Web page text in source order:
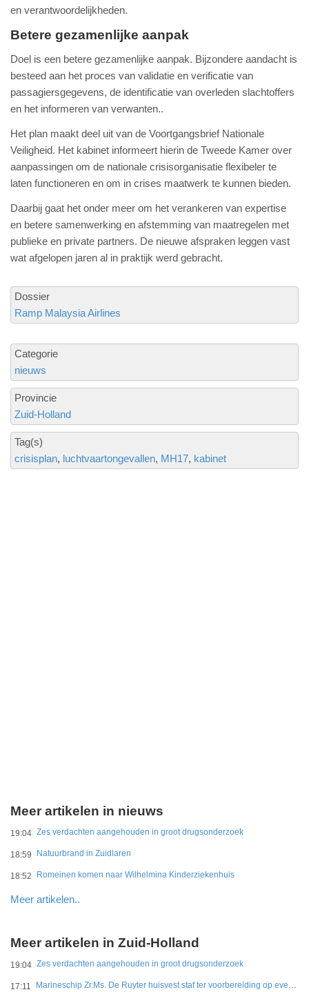
en verantwoordelijkheden.
Betere gezamenlijke aanpak
Doel is een betere gezamenlijke aanpak. Bijzondere aandacht is
besteed aan het proces van validatie en verificatie van
passagiersgegevens, de identificatie van overleden slachtoffers
en het informeren van verwanten..
Het plan maakt deel uit van de Voortgangsbrief Nationale
Veiligheid. Het kabinet informeert hierin de Tweede Kamer over
aanpassingen om de nationale crisisorganisatie flexibeler te
laten functioneren en om in crises maatwerk te kunnen bieden.
Daarbij gaat het onder meer om het verankeren van expertise
en betere samenwerking en afstemming van maatregelen met
publieke en private partners. De nieuwe afspraken leggen vast
wat afgelopen jaren al in praktijk werd gebracht.
Dossier
Ramp Malaysia Airlines
Categorie
nieuws
Provincie
Zuid-Holland
Tag(s)
crisisplan luchtvaartongevallen MH17 kabinet
Meer artikelen in nieuws
19:04 Zes verdachten aangehouden in groot drugsonderzoek
18:59 Natuurbrand in Zuidlaren
18:52 Romeinen komen naar Wilhelmina Kinderziekenhuis
Meer artikelen..
Meer artikelen in Zuid-Holland
19:04 Zes verdachten aangehouden in groot drugsonderzoek
17:11 Marineschip Zr.Ms. De Ruyter huisvest staf ter voorbereiding op eventuele Hormuz-missie